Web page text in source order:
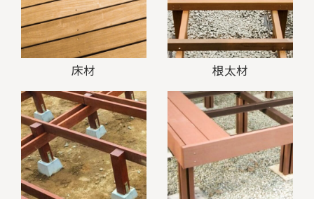
床材 根太材